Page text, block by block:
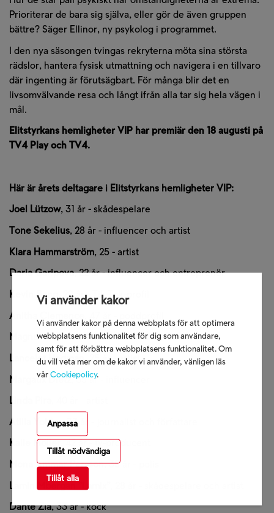
Vi använder kakor
Vi använder kakor på denna webbplats för att optimera
webbplatsens funktionalitet för dig som användare,
samt för att förbättra webbplatsens funktionalitet. Om
du vill veta mer om de kakor vi använder, vänligen läs
vårCookiepolicy.
Anpassa
Tillåt nödvändiga
Tillåt alla
Prioriterar de bara sig själva, eller gör de även gruppen
bättre?Säger Ellinor, ny psykolog i programmet.
I den nya säsongen tvingas rekryterna möta sina största
rädslor, hantera fysisk utmattning och navigera i en tillvaro
där ingenting är förutsägbart. För många blir det en
livsomvälvande resa och långt ifrån alla tar sig hela vägen i
mål.
Elitstyrkans hemligheter VIP har premiär den 18 augusti på
TV4 Play och TV4.
Här är årets deltagare i Elitstyrkans hemligheter VIP:
Joel Lützow,31 år- skådespelare
Tone Sekelius, 28 år- influencer och artist
Klara Hammarström, 25 - artist
Daria Garipova,22år- influencer och entreprenör
Kevin Bang,29år- Tik Tok-profil
Anitha Clemence 47
- poddprofil
Magnus Hedman,53år-fdfotbollsmålvakt
Lancelot Hedman,25år- artist
Margaux Dietz,35år
Linda Pira
Atilla Yoldas, 33 år - journalist och författare
Kalle Möller, 42 år - tv-producent
Mona Ammar-Persson, 35 år - polis
Lamin
Mbergan ”Lamix”
Dante Zia, 33 år - kock